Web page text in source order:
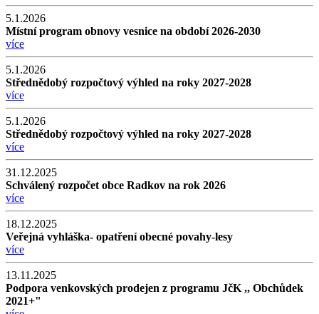
5.1.2026
Místní program obnovy vesnice na období 2026-2030
více
5.1.2026
Střednědobý rozpočtový výhled na roky 2027-2028
více
5.1.2026
Střednědobý rozpočtový výhled na roky 2027-2028
více
31.12.2025
Schválený rozpočet obce Radkov na rok 2026
více
18.12.2025
Veřejná vyhláška- opatření obecné povahy-lesy
více
13.11.2025
Podpora venkovských prodejen z programu JčK ,, Obchůdek
2021+"